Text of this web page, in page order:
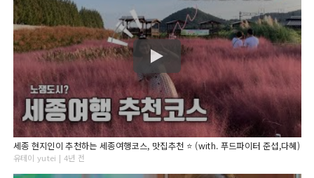
세종 현지인이 추천하는 세종여행코스, 맛집추천 ⭐️ (with. 푸드파이터 준섭,다혜)
유테이 yutei | 4년 전